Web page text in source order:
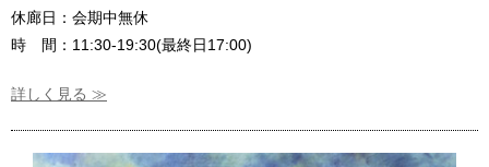
休廊日：会期中無休
時 間：11:30-19:30(最終日17:00)
詳しく見る ≫